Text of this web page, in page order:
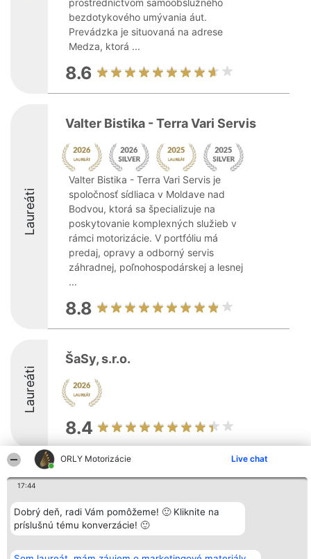
ORLY Motorizácie Live chat
17:44
Dobrý deň, radi Vám pomôžeme! 🙂 Kliknite na
príslušnú tému konverzácie! 🙂
prostredníctvom samoobslužného
bezdotykového umývania áut.
Prevádzka je situovaná na adrese
Medza, ktorá ...
8.6
Laureáti
Valter Bistika - Terra Vari Servis
Valter Bistika - Terra Vari Servis je
spoločnosť sídliaca v Moldave nad
Bodvou, ktorá sa špecializuje na
poskytovanie komplexných služieb v
rámci motorizácie. V portfóliu má
predaj, opravy a odborný servis
záhradnej, poľnohospodárskej a lesnej
...
8.8
Laureáti
ŠaSy, s.r.o.
8.4
Organizátor hodnotenia
Bright Side Solutions sp. z o.
ul. Ruska 22
Wrocław 50-079
KRS 0000749100 | Regon
381313360 | NIP 8943132676
+48 508 492 400
Hodnotenie
wszystkich
Laureatów
Podmienky
Obchodné
podmienky
Kontakt